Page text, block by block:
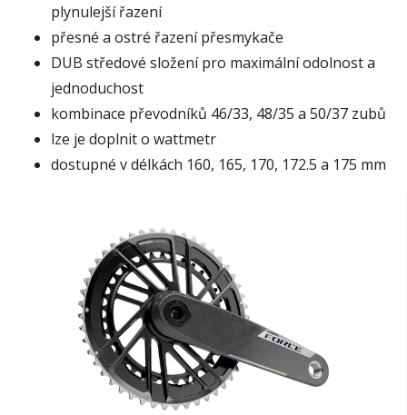
plynulejší řazení
přesné a ostré řazení přesmykače
DUB středové složení pro maximální odolnost a
jednoduchost
kombinace převodníků 46/33, 48/35 a 50/37 zubů
lze je doplnit o wattmetr
dostupné v délkách 160, 165, 170, 172.5 a 175 mm